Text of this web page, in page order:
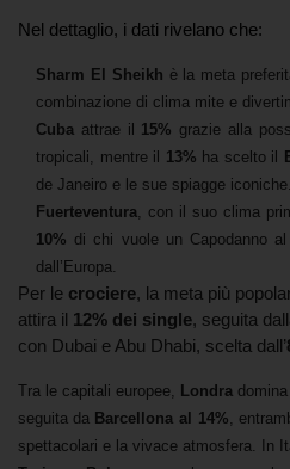
Nel dettaglio, i dati rivelano che:
Sharm El Sheikh è la meta
combinazione di clima mite e
Cuba attrae il 15% grazie alla
tropicali, mentre il 13% ha scelto il
de Janeiro e le sue spiagge iconiche.
Fuerteventura, con il suo clima
10% di chi vuole un Capodanno
dall’Europa.
Per le crociere, la meta più
attira il 12% dei single, seguita
con Dubai e Abu Dhabi, scelta dall’
Tra le capitali europee, Londra domina
seguita da Barcellona al 14%,
spettacolari e la vivace atmosfera. In